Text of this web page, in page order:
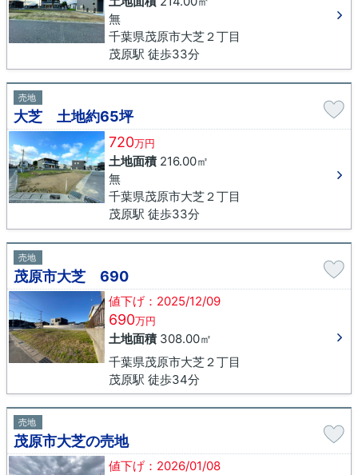
無
千葉県茂原市大芝２丁目
茂原駅 徒歩33分
売地
大芝 土地約65坪
720万円
土地面積216.00㎡
無
千葉県茂原市大芝２丁目
茂原駅 徒歩33分
売地
茂原市大芝 690
値下げ：2025/12/09
690万円
土地面積308.00㎡
千葉県茂原市大芝２丁目
茂原駅 徒歩34分
売地
茂原市大芝の売地
値下げ：2026/01/08